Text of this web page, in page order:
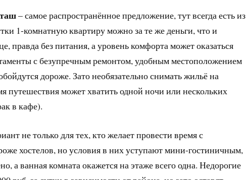
– самое распространённое предложение, тут всегда есть из
1-комнатную квартиру можно за те же деньги, что и
правда без питания, а уровень комфорта может оказаться
с безупречным ремонтом, удобным местоположением
дороже. Зато необязательно снимать жильё на
путешествия может хватить одной ночи или нескольких
в кафе).
не только для тех, кто желает провести время с
хостелов, но условия в них уступают мини-гостиничным,
а ванная комната окажется на этаже всего одна. Недорогие